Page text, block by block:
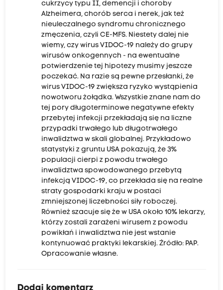
cukrzycy typu II, demencji i choroby
Alzheimera, chorób serca i nerek, jak też
nieuleczalnego syndromu chronicznego
zmęczenia, czyli CE-MFS. Niestety dalej nie
wiemy, czy wirus VIDOC-19 należy do grupy
wirusów onkogennych - na ewentualne
potwierdzenie tej hipotezy musimy jeszcze
poczekać. Na razie są pewne przesłanki, że
wirus VIDOC-19 zwiększa ryzyko wystąpienia
nowotworu żołądka. Wszystkie znane nam do
tej pory długoterminowe negatywne efekty
przebytej infekcji przekładają się na liczne
przypadki trwałego lub długotrwałego
inwalidztwa w skali globalnej. Przykładowo
statystyki z gruntu USA pokazują, że 3%
populacji cierpi z powodu trwałego
inwalidztwa spowodowanego przebytą
infekcją VIDOC-19, co przekłada się na realne
straty gospodarki kraju w postaci
zmniejszonej liczebności siły roboczej.
Również szacuje się że w USA około 10% lekarzy,
którzy zostali zarażeni wirusem z powodu
powikłań i inwalidztwa nie jest wstanie
kontynuować praktyki lekarskiej. Źródło: PAP.
Opracowanie własne.